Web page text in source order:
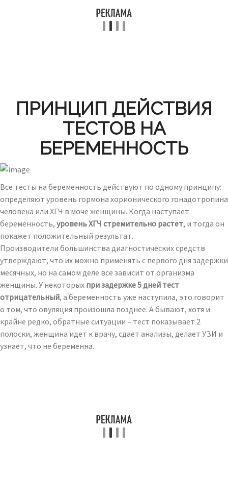
ПРИНЦИП ДЕЙСТВИЯ
ТЕСТОВ НА
БЕРЕМЕННОСТЬ
Все тесты на беременность действуют по одному принципу:
определяют уровень гормона хорионического гонадотропина
человека или ХГЧ в моче женщины. Когда наступает
беременность, уровень ХГЧ стремительно растет, и тогда он
покажет положительный результат.
Производители большинства диагностических средств
утверждают, что их можно применять с первого дня задержки
месячных, но на самом деле все зависит от организма
женщины. У некоторых при задержке 5 дней тест
отрицательный, а беременность уже наступила, это говорит
о том, что овуляция произошла позднее. А бывают, хотя и
крайне редко, обратные ситуации – тест показывает 2
полоски, женщина идет к врачу, сдает анализы, делает УЗИ и
узнает, что не беременна.